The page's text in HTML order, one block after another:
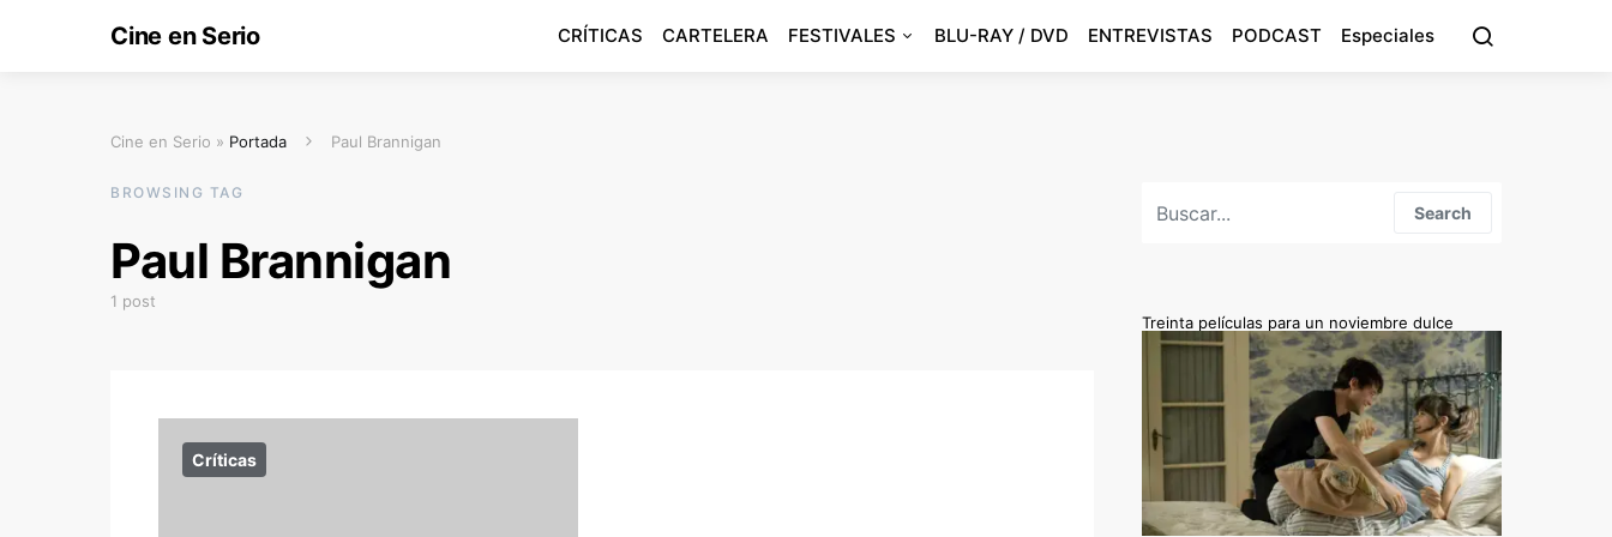
Cine en Serio CRÍTICAS CARTELERA FESTIVALES BLU-RAY / DVD ENTREVISTAS PODCAST Especiales
Cine en Serio » Portada Paul Brannigan
BROWSING TAG
Paul Brannigan
1 post
Críticas
Search
Treinta películas para un noviembre dulce